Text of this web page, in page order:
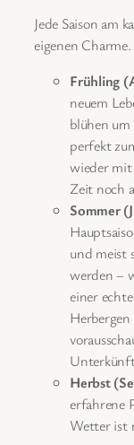
Jede Saison am
eigenen Charme.
Frühling
neuem
blühen
perfekt
wieder mit
Zeit noch
Sommer
und meist
werden –
einer
Herbst
erfahrene
Wetter ist